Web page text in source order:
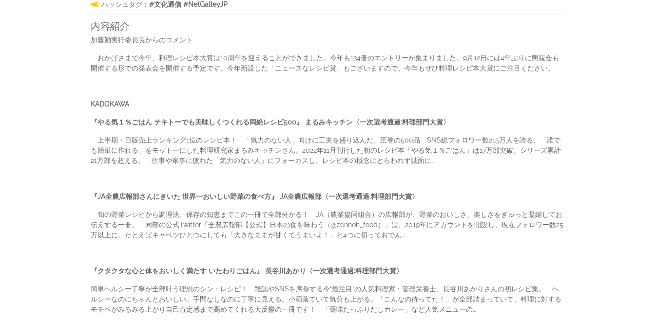
ハッシュタグ： #文化通信 #NetGalleyJP
内容紹介
加藤勤実行委員長からのコメント
おかげさまで今年、料理レシピ本大賞は10周年を迎えることができました。今年も134冊のエントリーが集まりました。9月12日には4年ぶりに懇親会も
開催する形での発表会を開催する予定です。今年新設した「ニュースなレシピ賞」もございますので、今年もぜひ料理レシピ本大賞にご注目ください。
KADOKAWA
『やる気１％ごはん テキトーでも美味しくつくれる悶絶レシピ500』 まるみキッチン〈一次選考通過:料理部門大賞〉
上半期・日版売上ランキング1位のレシピ本！ 「気力のない人」向けに工夫を盛り込んだ、圧巻の500品 SNS総フォロワー数215万人を誇る、「誰で
も簡単に作れる」をモットーにした料理研究家まるみキッチンさん。2022年11月刊行した初のレシピ本「やる気１％ごはん」は17万部突破。シリーズ累計
21万部を超える。 仕事や家事に疲れた「気力のない人」にフォーカスし、レシピ本の概念にとらわれず誌面に…
『JA全農広報部さんにきいた 世界一おいしい野菜の食べ方』 JA全農広報部〈一次選考通過:料理部門大賞〉
旬の野菜レシピから調理法、保存の知恵までこの一冊で全部分かる！ JA（農業協同組合）の広報部が、野菜のおいしさ、楽しさをぎゅっと凝縮してお
伝えする一冊。 同部の公式Twitter「全農広報部【公式】日本の食を味わう（@zennoh_food）」は、2019年にアカウントを開設し、現在フォロワー数25
万以上に。たとえばキャベツひとつにしても「大きなままが甘くてうまいよ！」と4つに切っておでん…
『クタクタな心と体をおいしく満たす いたわりごはん』 長谷川あかり〈一次選考通過:料理部門大賞〉
簡単ヘルシー丁寧が全部叶う理想のシン・レシピ！ 雑誌やSNSを席巻する今“最注目”の人気料理家・管理栄養士、長谷川あかりさんの初レシピ集。 ヘ
ルシーなのにちゃんとおいしい。手間なしなのに丁寧に見える。小洒落ていて気分も上がる。「こんなの待ってた！」が全部詰まっていて、料理に対する
モチベがみるみる上がり自己肯定感まで高めてくれる大反響の一冊です！ 「薬味たっぷりだしカレー」など人気メニューの…